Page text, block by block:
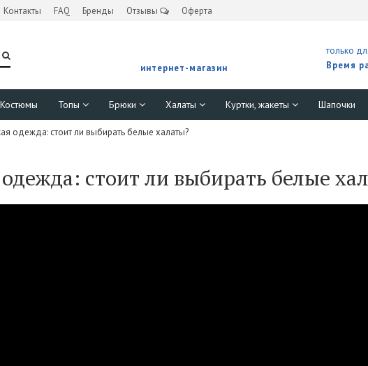
Контакты FAQ Бренды Отзывы Оферта
интернет-магазин
только
Время
Костюмы Топы Брюки Халаты Куртки, жакеты Шапочки
одежда: стоит ли выбирать белые халаты?
стоит ли выбирать белые